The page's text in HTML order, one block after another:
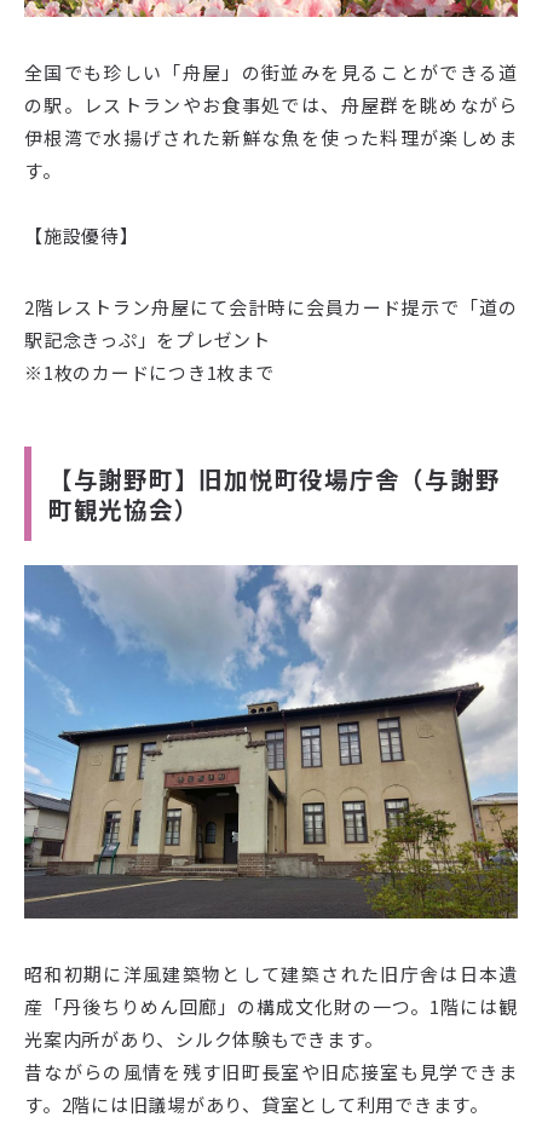
全国でも珍しい「舟屋」の街並みを見ることができる道
の駅。レストランやお食事処では、舟屋群を眺めながら
伊根湾で水揚げされた新鮮な魚を使った料理が楽しめま
す。
【施設優待】
2階レストラン舟屋にて会計時に会員カード提示で「道の
駅記念きっぷ」をプレゼント
※1枚のカードにつき1枚まで
【与謝野町】旧加悦町役場庁舎（与謝野
町観光協会）
昭和初期に洋風建築物として建築された旧庁舎は日本遺
産「丹後ちりめん回廊」の構成文化財の一つ。1階には観
光案内所があり、シルク体験もできます。
昔ながらの風情を残す旧町長室や旧応接室も見学できま
す。2階には旧議場があり、貸室として利用できます。